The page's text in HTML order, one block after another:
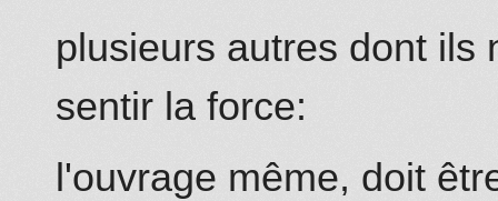
plusieurs autres dont ils
sentir la force:
l'ouvrage même, doit